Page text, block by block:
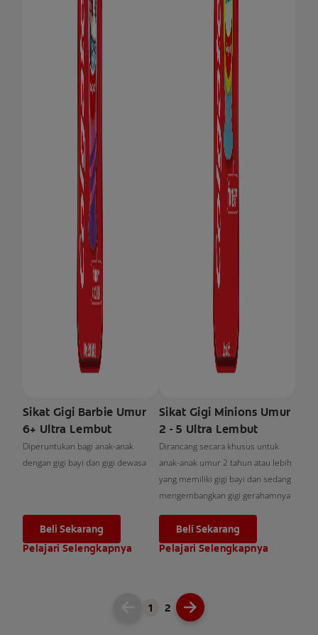
Sikat Gigi Barbie Umur
6+ Ultra Lembut
Diperuntukan bagi anak-anak
dengan gigi bayi dan gigi dewasa
Beli Sekarang
Pelajari Selengkapnya
Sikat Gigi Minions Umur
2 - 5 Ultra Lembut
Dirancang secara khusus untuk
anak-anak umur 2 tahun atau lebih
yang memiliki gigi bayi dan sedang
mengembangkan gigi gerahamnya
Beli Sekarang
Pelajari Selengkapnya
1 2